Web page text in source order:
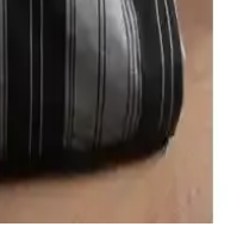
Kişilik Nevresim
olan My Story Lastikli
karşılaştırıyoruz.
gibi özellikleriyle seçim